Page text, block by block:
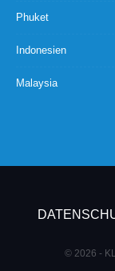
Phuket
Indonesien
Malaysia
© 2026 -